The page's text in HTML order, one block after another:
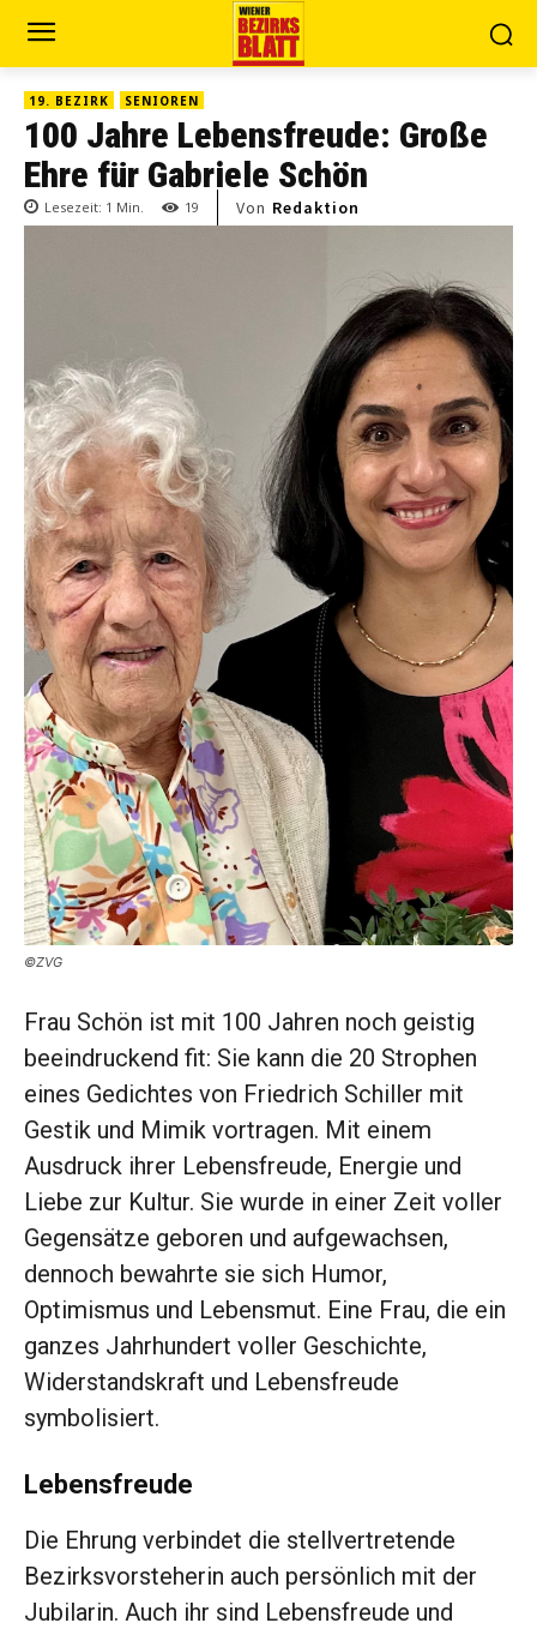
19. BEZIRK SENIOREN
100 Jahre Lebensfreude: Große
Ehre für Gabriele Schön
Lesezeit: 1 Min. 19 Von Redaktion
©ZVG
Frau Schön ist mit 100 Jahren noch geistig
beeindruckend fit: Sie kann die 20 Strophen
eines Gedichtes von Friedrich Schiller mit
Gestik und Mimik vortragen. Mit einem
Ausdruck ihrer Lebensfreude, Energie und
Liebe zur Kultur. Sie wurde in einer Zeit voller
Gegensätze geboren und aufgewachsen,
dennoch bewahrte sie sich Humor,
Optimismus und Lebensmut. Eine Frau, die ein
ganzes Jahrhundert voller Geschichte,
Widerstandskraft und Lebensfreude
symbolisiert.
Lebensfreude
Die Ehrung verbindet die stellvertretende
Bezirksvorsteherin auch persönlich mit der
Jubilarin. Auch ihr sind Lebensfreude und